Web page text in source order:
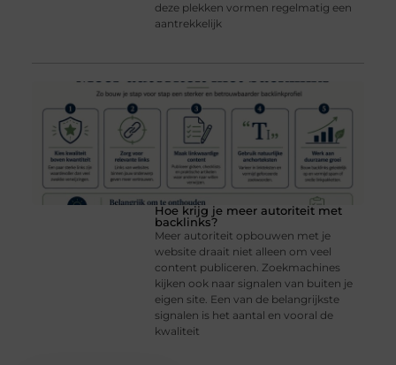
deze plekken vormen regelmatig een
aantrekkelijk
Hoe krijg je meer autoriteit met
backlinks?
Meer autoriteit opbouwen met je
website draait niet alleen om veel
content publiceren. Zoekmachines
kijken ook naar signalen van buiten je
eigen site. Een van de belangrijkste
signalen is het aantal en vooral de
kwaliteit